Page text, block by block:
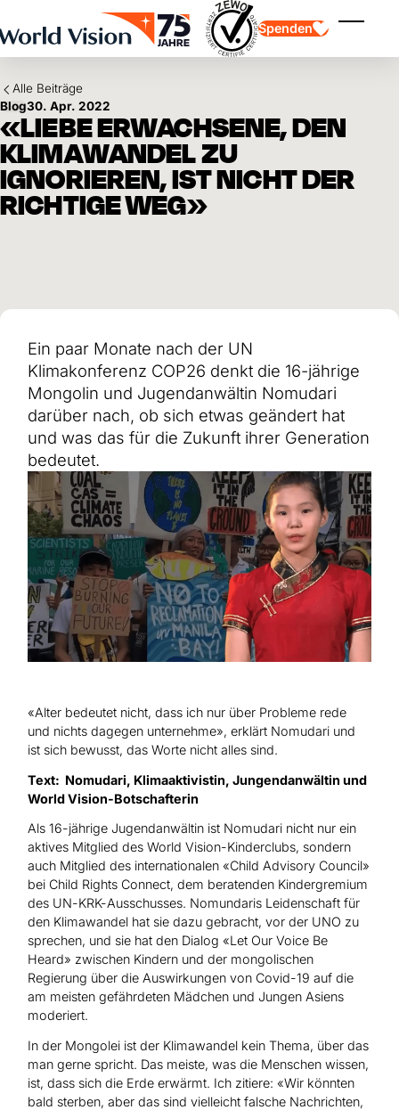
Spenden
Kinderpatenschaft
Kinderpatenschaft
Testament und Legat
Erdbeben Venezuela
Hilfe für Ukraine
Hilfe für Sudan
Hilfe für Afghanistan
Alle Nothilfe-Projekte
Mittelverwendung
Jahresbericht und Finanzen
Afrika
Asien
Lateinamerika
Naher Osten und Europa
Alle Beiträge
Blog30. Apr. 2022
«LIEBE ERWACHSENE, DEN
KLIMAWANDEL ZU
IGNORIEREN, IST NICHT DER
RICHTIGE WEG»
Ein paar Monate nach der UN
Klimakonferenz COP26 denkt die 16-jährige
Mongolin und Jugendanwältin Nomudari
darüber nach, ob sich etwas geändert hat
und was das für die Zukunft ihrer Generation
bedeutet.
«Alter bedeutet nicht, dass ich nur über Probleme rede
und nichts dagegen unternehme», erklärt Nomudari und
ist sich bewusst, das Worte nicht alles sind.
Text: Nomudari, Klimaaktivistin, Jungendanwältin und
World Vision-Botschafterin
Als 16-jährige Jugendanwältin ist Nomudari nicht nur ein
aktives Mitglied des World Vision-Kinderclubs, sondern
auch Mitglied des internationalen «Child Advisory Council»
bei Child Rights Connect, dem beratenden Kindergremium
des UN-KRK-Ausschusses. Nomundaris Leidenschaft für
den Klimawandel hat sie dazu gebracht, vor der UNO zu
sprechen, und sie hat den Dialog «Let Our Voice Be
Heard» zwischen Kindern und der mongolischen
Regierung über die Auswirkungen von Covid-19 auf die
am meisten gefährdeten Mädchen und Jungen Asiens
moderiert.
In der Mongolei ist der Klimawandel kein Thema, über das
man gerne spricht. Das meiste, was die Menschen wissen,
ist, dass sich die Erde erwärmt. Ich zitiere: «Wir könnten
bald sterben, aber das sind vielleicht falsche Nachrichten,